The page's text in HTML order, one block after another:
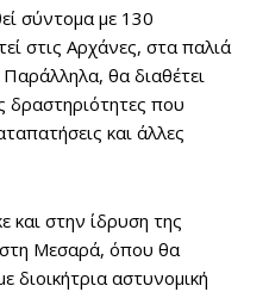
σύντομα με 130
στις Αρχάνες, στα παλιά
θα διαθέτει
δραστηριότητες που
και άλλες
και στην ίδρυση της
Μεσαρά, όπου θα
διοικήτρια αστυνομική